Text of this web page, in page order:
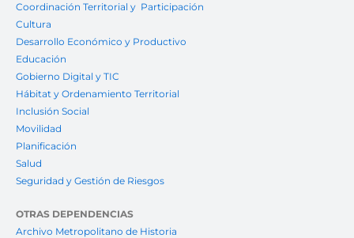
Coordinación Territorial y Participación
Cultura
Desarrollo Económico y Productivo
Educación
Gobierno Digital y TIC
Hábitat y Ordenamiento Territorial
Inclusión Social
Movilidad
Planificación
Salud
Seguridad y Gestión de Riesgos
OTRAS DEPENDENCIAS
Archivo Metropolitano de Historia